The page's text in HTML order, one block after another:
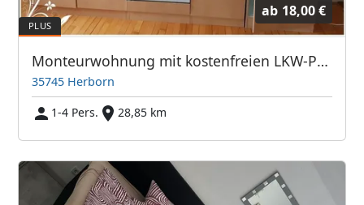
ab 18,00 €
Monteurwohnung mit kostenfreien LKW-Parkplätzen und sehr guter BAB-Anbindung
35745 Herborn
1-4 Pers.
28,85 km